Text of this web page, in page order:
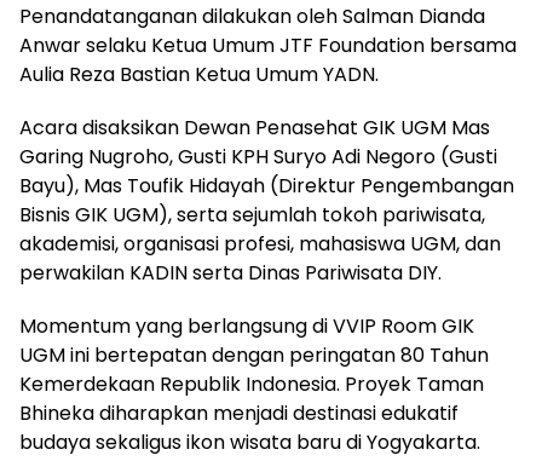
Penandatanganan dilakukan oleh Salman Dianda
Anwar selaku Ketua Umum JTF Foundation bersama
Aulia Reza Bastian Ketua Umum YADN.
Acara disaksikan Dewan Penasehat GIK UGM Mas
Garing Nugroho, Gusti KPH Suryo Adi Negoro (Gusti
Bayu), Mas Toufik Hidayah (Direktur Pengembangan
Bisnis GIK UGM), serta sejumlah tokoh pariwisata,
akademisi, organisasi profesi, mahasiswa UGM, dan
perwakilan KADIN serta Dinas Pariwisata DIY.
Momentum yang berlangsung di VVIP Room GIK
UGM ini bertepatan dengan peringatan 80 Tahun
Kemerdekaan Republik Indonesia. Proyek Taman
Bhineka diharapkan menjadi destinasi edukatif
budaya sekaligus ikon wisata baru di Yogyakarta.